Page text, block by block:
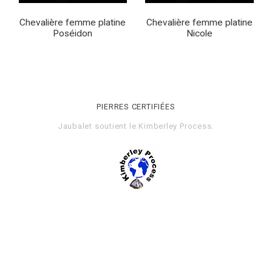
Chevalière femme platine
Poséidon
Chevalière femme platine
Nicole
PIERRES CERTIFIÉES
Jaubalet soutient le Kimberley Process.